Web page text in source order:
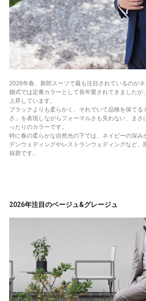
2026年春、新郎スーツで最も注目されているのが
婚式では定番カラーとして長年愛されてきましたが
上昇しています。
ブラックよりも柔らかく、それでいて品格を保てる
さ」を表現しながらフォーマルさも失わない、ま
ったりのカラーです。
特に春の柔らかな自然光の下では、ネイビーの深み
デンウェディングやレストランウェディングなど、
抜群です。
2026年注目のベージュ&グレージュ